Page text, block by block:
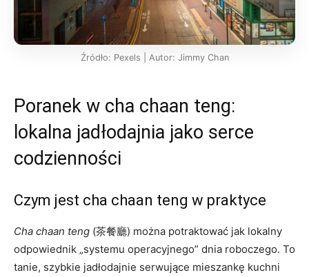
Źródło: Pexels | Autor: Jimmy Chan
Poranek w cha chaan teng:
lokalna jadłodajnia jako serce
codzienności
Czym jest cha chaan teng w praktyce
Cha chaan teng (茶餐廳) można potraktować jak lokalny
odpowiednik „systemu operacyjnego” dnia roboczego. To
tanie, szybkie jadłodajnie serwujące mieszankę kuchni